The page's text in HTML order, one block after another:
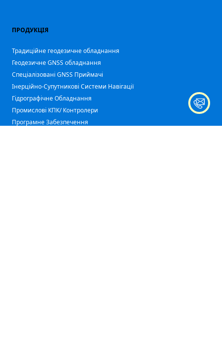
ПРОДУКЦІЯ
Традиційне геодезичне обладнання
Геодезичне GNSS обладнання
Спеціалізовані GNSS Приймачі
Iнерційно-Супутникові Системи Навігації
Гідрографічне Обладнання
Промислові КПК/ Контролери
Програмне Забезпечення